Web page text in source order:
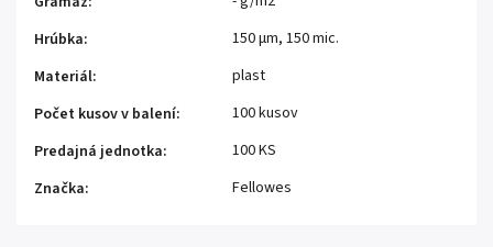
Hrúbka:
150 μm, 150 mic.
Materiál:
plast
Počet kusov v balení:
100 kusov
Predajná jednotka:
100 KS
Značka: Fellowes